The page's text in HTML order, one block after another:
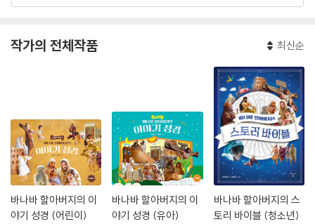
작가의 전체작품 최신순
바나바 할아버지의 이
야기 성경 (어린이)
바나바 할아버지의 이
야기 성경 (유아)
바나바 할아버지의 스
토리 바이블 (청소년)